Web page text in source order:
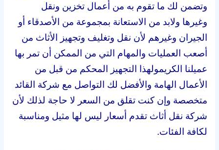
وتضمن لك ما تقوم به من أعمال تخزين ونقل
وغيرها ولابد من الاستعانة بمجموعة من الأصدقاء أو
الجيران وغيرهم لأن نقل وتغليف وتجهيز الأثاث من
أصعب العمليات والمهام التي من الممكن أن تمر بها
عميلنا الكريمولهذا التجهيز المحكم من قبل من
الأعمال الهامة والأفضل لك التواصل مع شركة القائد
متخصصة وإن كنت تقلق من السعر لا حاجة لذلك لأن
شركة نقل أثاث تقدم أسعار ليس لها مثيل ومناسبة
لكافة الفئات.